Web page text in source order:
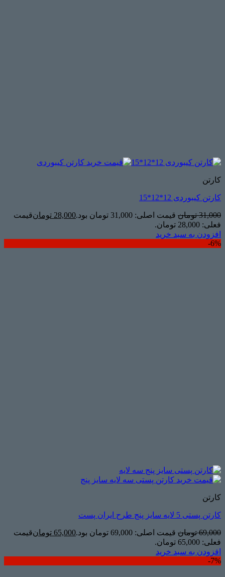
کارتن
کارتن کیبوردی 12*12*15
31,000 تومان قیمت اصلی: 31,000 تومان بود. 28,000 تومانقیمت
فعلی: 28,000 تومان.
افزودن به سبد خرید
6%-
کارتن
کارتن پستی 5 لایه سایز پنج طرح ایران پست
69,000 تومان قیمت اصلی: 69,000 تومان بود. 65,000 تومانقیمت
فعلی: 65,000 تومان.
افزودن به سبد خرید
7%-